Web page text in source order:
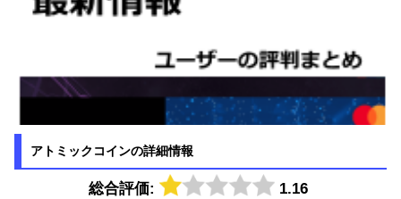
アトミックコインの詳細情報
総合評価: 1.16